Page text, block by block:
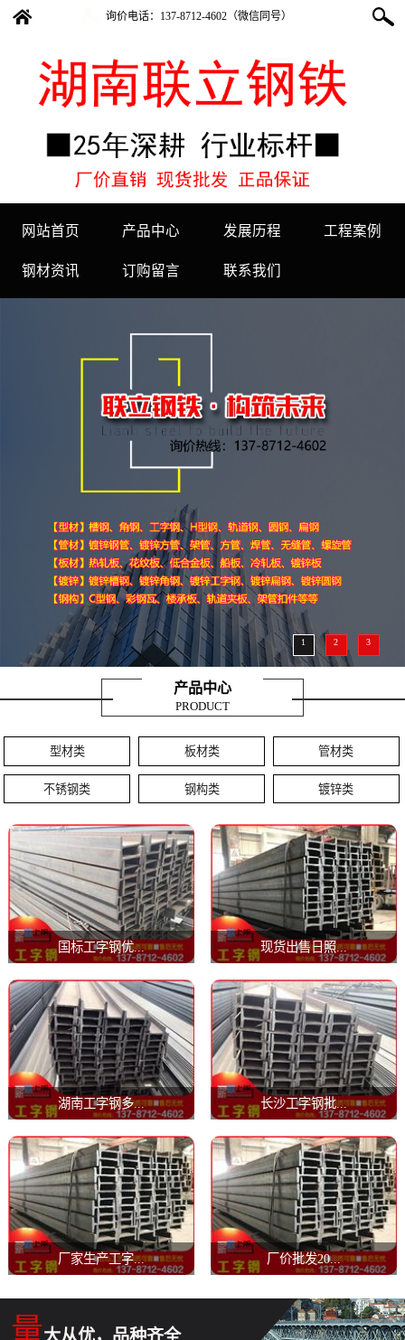
询价电话： 137-8712-4602（微信同号）
网站首页 产品中心 发展历程 工程案例
钢材资讯 订购留言 联系我们
1 2 3
产品中心
PRODUCT
型材类 板材类 管材类
不锈钢类 钢构类 镀锌类
国标工字钢优... 现货出售日照...
湖南工字钢多... 长沙工字钢批...
厂家生产工字... 厂价批发20...
量大从优，品种齐全